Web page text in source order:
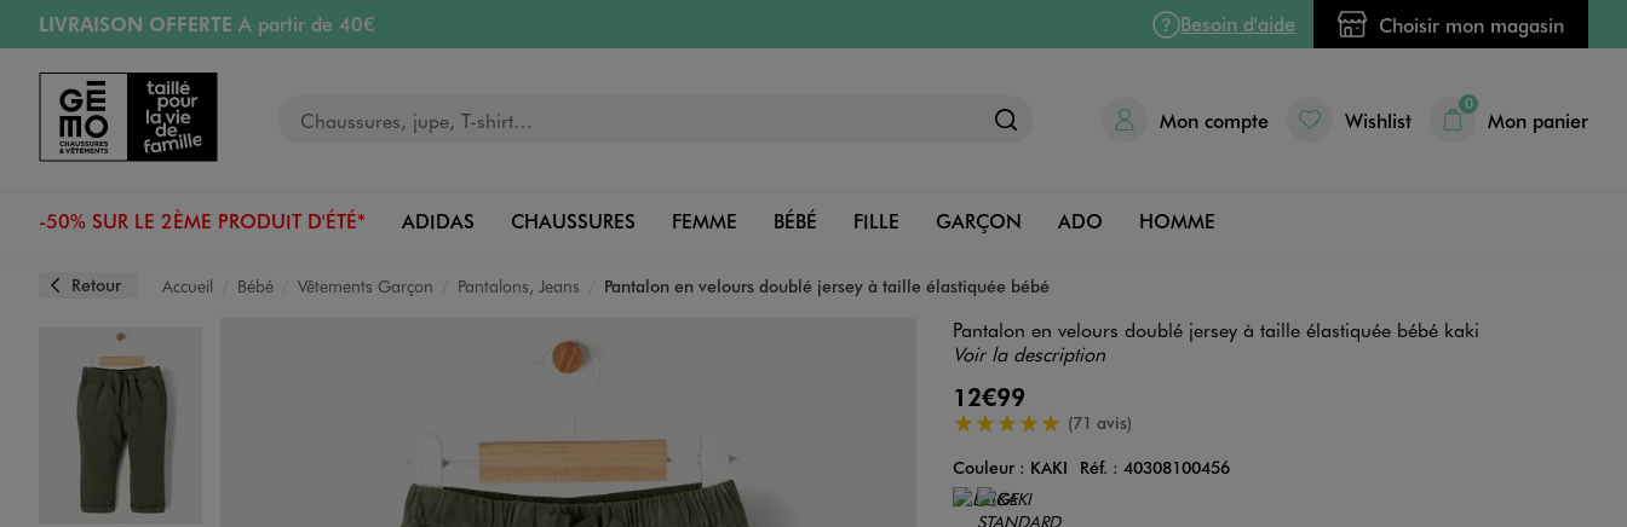
Aller au contenu principal
Aller à la navigation
LIVRAISON OFFERTE A partir de 40€
RETRAIT ET LIVRAISON OFFERTE
RÉSERVATION GRATUITE
4h en magasin
Retours OFFERTSpendant 30 jours
Besoin d'aide Choisir mon magasin
Mon compte Wishlist
0
Mon panier
-50% SUR LE 2ÈME PRODUIT D'ÉTÉ* ADIDAS CHAUSSURES FEMME BÉBÉ FILLE GARÇON ADO HOMME
Retour Accueil Bébé Vêtements Garçon Pantalons, Jeans Pantalon en velours doublé jersey à taille élastiquée bébé
Pantalon en velours doublé jersey à taille élastiquée bébé kaki
Voir la description
12€99
5/5 de moyenne(71 avis)
Couleur
Couleur : KAKI Réf. : 40308100456
Choisissez votre Couleur